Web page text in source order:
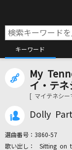
キーワード
My
イ・テネ
[ マイテネシー
Dolly
選曲番号： 3860-57
Sitting on